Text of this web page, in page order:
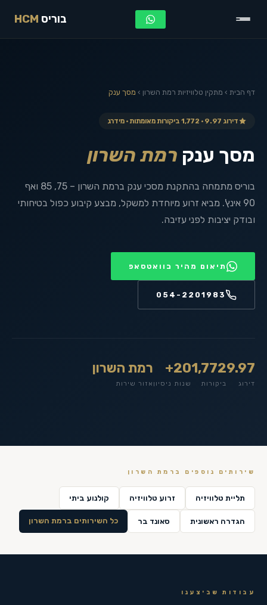
בוריס HCM
דף הבית › מתקין טלוויזיות רמת השרון › מסך ענק
דירוג 9.97 · 1,772 ביקורות מאומתות · מידרג
מסך ענק רמת השרון
בוריס מתמחה בהתקנת מסכי ענק ברמת השרון – 75, 85 ואף
90 אינץ'. מביא זרוע מיוחדת למשקל, מבצע קיבוע כפול בטיחותי
ובודק יציבות לפני עזיבה.
תיאום מהיר בוואטסאפ
054-2201983
9.97
דירוג
1,772
ביקורות
20+
שנות ניסיון
רמת השרון
אזור שירות
שירותים נוספים ב רמת השרון
תליית טלוויזיה זרוע טלוויזיה קולנוע ביתי
הגדרה ראשונית סאונד בר כל השירותים ברמת השרון
עבודות שביצענו